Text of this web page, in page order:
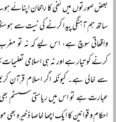
بعض صورتوں میں نفی کا رجحان اپنائے
ساتھ ہم آہنگی پیدا کرنے کی نیت سے ہو
واقعاتی سوچ ہے، اس لیے کہ نہ تو
کرنے کو تیار ہے اور نہ ہی اسلامی
سے خالی ہے۔ کیونکہ اگر اسلام قرآنِ
عبارت ہے تو اس میں ریاستی سسٹم بھی
احکام و قوانین کا ایک اچھا خاصا ذخیرہ